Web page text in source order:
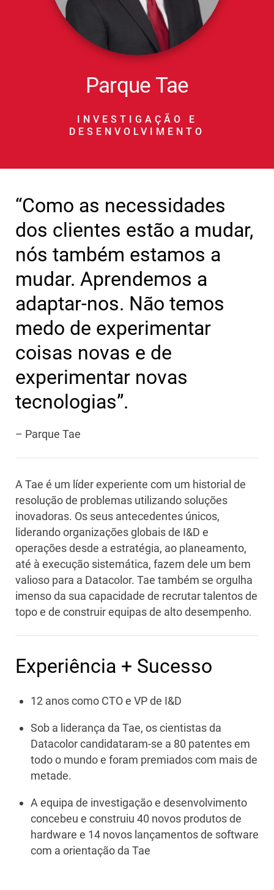
Parque Tae
INVESTIGAÇÃO E
DESENVOLVIMENTO
“Como as necessidades
dos clientes estão a mudar,
nós também estamos a
mudar. Aprendemos a
adaptar-nos. Não temos
medo de experimentar
coisas novas e de
experimentar novas
tecnologias”.
– Parque Tae
A Tae é um líder experiente com um historial de
resolução de problemas utilizando soluções
inovadoras. Os seus antecedentes únicos,
liderando organizações globais de I&D e
operações desde a estratégia, ao planeamento,
até à execução sistemática, fazem dele um bem
valioso para a Datacolor. Tae também se orgulha
imenso da sua capacidade de recrutar talentos de
topo e de construir equipas de alto desempenho.
Experiência + Sucesso
12 anos como CTO e VP de I&D
Sob a liderança da Tae, os cientistas da
Datacolor candidataram-se a 80 patentes em
todo o mundo e foram premiados com mais de
metade.
A equipa de investigação e desenvolvimento
concebeu e construiu 40 novos produtos de
hardware e 14 novos lançamentos de software
com a orientação da Tae